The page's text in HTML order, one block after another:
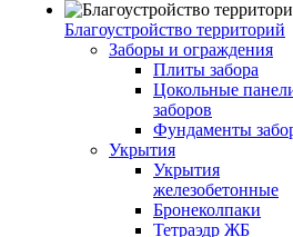
Благоустройство территорий
Заборы и ограждения
Плиты забора
Цокольные
заборов
Фундаменты
Укрытия
Укрытия
железобетонные
Бронеколпаки
Тетраэдр ЖБ